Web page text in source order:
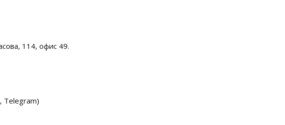
114, офис 49.
Telegram)